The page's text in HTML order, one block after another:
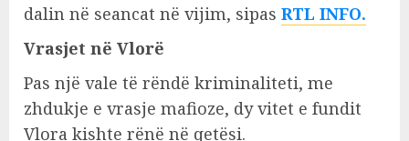
dalin në seancat në vijim, sipas RTL INFO.
Vrasjet në Vlorë
Pas një vale të rëndë kriminaliteti, me
zhdukje e vrasje mafioze, dy vitet e fundit
Vlora kishte rënë në qetësi.